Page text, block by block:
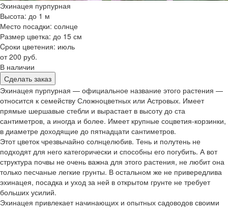
Эхинацея пурпурная
Высота: до 1 м
Место посадки: солнце
Размер цветка: до 15 см
Cроки цветения: июль
от 200 руб.
В наличии
Сделать заказ
Эхинацея пурпурная — официальное название этого растения —
относится к семейству Сложноцветных или Астровых. Имеет
прямые шершавые стебли и вырастает в высоту до ста
сантиметров, а иногда и более. Имеет крупные соцветия-корзинки,
в диаметре доходящие до пятнадцати сантиметров.
Этот цветок чрезвычайно солнцелюбив. Тень и полутень не
подходят для него категорически и способны его погубить. А вот
структура почвы не очень важна для этого растения, не любит она
только песчаные легкие грунты. В остальном же не привередлива
эхинацея, посадка и уход за ней в открытом грунте не требует
больших усилий.
Эхинацея привлекает начинающих и опытных садоводов своими